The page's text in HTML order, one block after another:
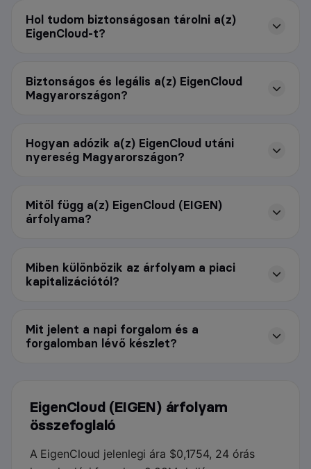
Hol tudom biztonságosan tárolni a(z)
EigenCloud-t?
Biztonságos és legális a(z) EigenCloud
Magyarországon?
Hogyan adózik a(z) EigenCloud utáni
nyereség Magyarországon?
Mitől függ a(z) EigenCloud (EIGEN)
árfolyama?
Miben különbözik az árfolyam a piaci
kapitalizációtól?
Mit jelent a napi forgalom és a
forgalomban lévő készlet?
EigenCloud (EIGEN) árfolyam
összefoglaló
A EigenCloud jelenlegi ára $0,1754, 24 órás